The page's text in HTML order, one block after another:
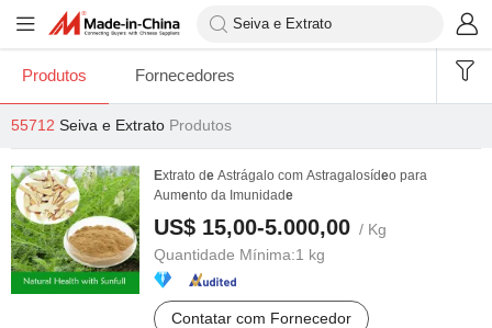
Produtos Fornecedores
55712 Seiva e Extrato Produtos
Extrato de Astrágalo com Astragalosídeo para
Aumento da Imunidade
US$ 15,00-5.000,00 / Kg
Quantidade Mínima:1 kg
Contatar com Fornecedor